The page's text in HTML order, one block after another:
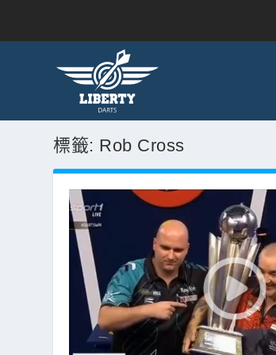
標籤: Rob Cross